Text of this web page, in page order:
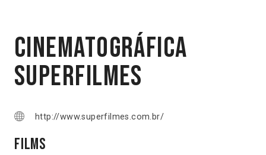
Cinematográfica
Superfilmes
http://www.superfilmes.com.br/
Films